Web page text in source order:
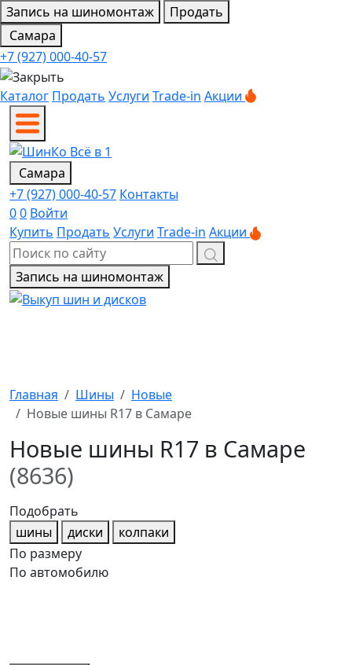
Запись на шиномонтаж
Продать
Самара
+7 (927) 000-40-57
Каталог Продать Услуги Trade-in Акции
Самара
+7 (927) 000-40-57 Контакты
00 Войти
Купить Продать Услуги Trade-in Акции
Запись на шиномонтаж
Главная Шины
Новые
Новые шины R17 в Самаре
Новые шины R17 в Самаре
(8636)
Подобрать
шины
диски
колпаки
По размеру
По автомобилю